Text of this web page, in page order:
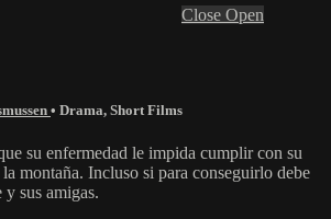
Close Open
• Drama, Short Films
su enfermedad le impida cumplir con su
montaña. Incluso si para conseguirlo debe
y sus amigas.